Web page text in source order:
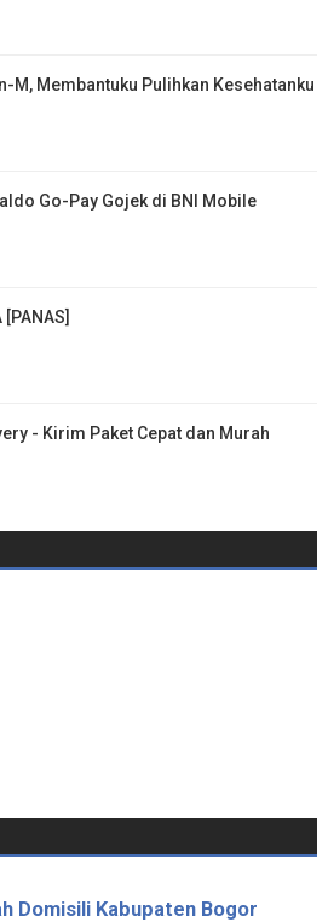
M, Membantuku Pulihkan Kesehatanku
Go-Pay Gojek di BNI Mobile
- Kirim Paket Cepat dan Murah
Domisili Kabupaten Bogor